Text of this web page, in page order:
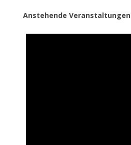
Anstehende Veranstaltungen